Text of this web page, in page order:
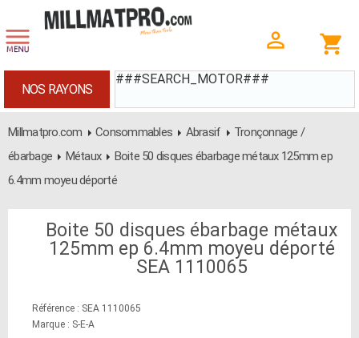
###SEARCH_MOTOR###
NOS RAYONS
Millmatpro.com Consommables Abrasif
Tronçonnage /
ébarbage
Métaux
Boite 50 disques ébarbage métaux 125mm ep
6.4mm moyeu déporté
Boite 50 disques ébarbage métaux
125mm ep 6.4mm moyeu déporté
SEA 1110065
Référence : SEA 1110065
Marque : S-E-A